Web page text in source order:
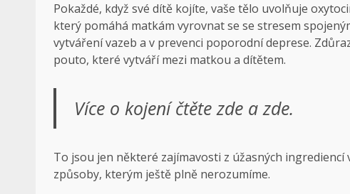
Pokaždé, když své dítě kojíte, vaše tělo uvolňuje
který pomáhá matkám vyrovnat se se stresem
vytváření vazeb a v prevenci poporodní deprese.
pouto, které vytváří mezi matkou a dítětem.
Více o kojení čtěte zde a zde.
To jsou jen některé zajímavosti z úžasných
způsoby, kterým ještě plně nerozumíme.